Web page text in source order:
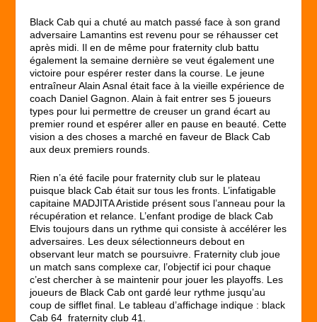
Black Cab qui a chuté au match passé face à son grand
adversaire Lamantins est revenu pour se réhausser cet
après midi. Il en de même pour fraternity club battu
également la semaine dernière se veut également une
victoire pour espérer rester dans la course. Le jeune
entraîneur Alain Asnal était face à la vieille expérience de
coach Daniel Gagnon. Alain à fait entrer ses 5 joueurs
types pour lui permettre de creuser un grand écart au
premier round et espérer aller en pause en beauté. Cette
vision a des choses a marché en faveur de Black Cab
aux deux premiers rounds.
Rien n’a été facile pour fraternity club sur le plateau
puisque black Cab était sur tous les fronts. L’infatigable
capitaine MADJITA Aristide présent sous l’anneau pour la
récupération et relance. L’enfant prodige de black Cab
Elvis toujours dans un rythme qui consiste à accélérer les
adversaires. Les deux sélectionneurs debout en
observant leur match se poursuivre. Fraternity club joue
un match sans complexe car, l’objectif ici pour chaque
c’est chercher à se maintenir pour jouer les playoffs. Les
joueurs de Black Cab ont gardé leur rythme jusqu’au
coup de sifflet final. Le tableau d’affichage indique : black
Cab 64 fraternity club 41.